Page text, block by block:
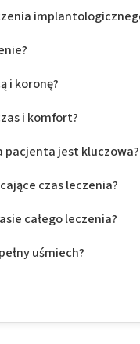
i koronę?
i komfort?
pacjenta jest kluczowa?
czas leczenia?
całego leczenia?
uśmiech?